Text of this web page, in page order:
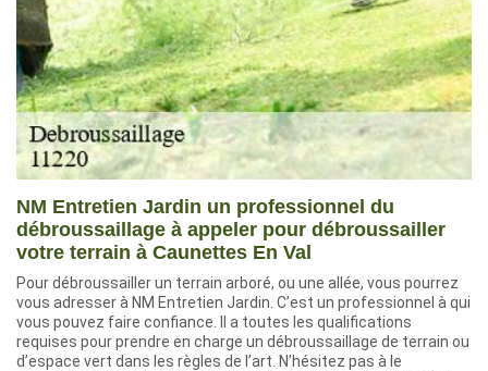
NM Entretien Jardin un professionnel du
débroussaillage à appeler pour débroussailler
votre terrain à Caunettes En Val
Pour débroussailler un terrain arboré, ou une allée, vous pourrez
vous adresser à NM Entretien Jardin. C’est un professionnel à qui
vous pouvez faire confiance. Il a toutes les qualifications
requises pour prendre en charge un débroussaillage de terrain ou
d’espace vert dans les règles de l’art. N’hésitez pas à le